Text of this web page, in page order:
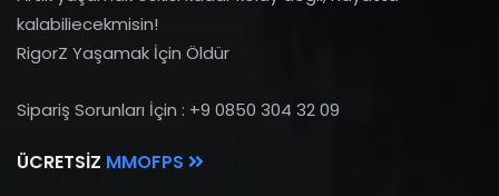
kalabiliecekmisin!
RigorZ Yaşamak İçin Öldür
Sipariş Sorunları İçin : +9 0850 304 32 09
ÜCRETSIZ MMOFPS